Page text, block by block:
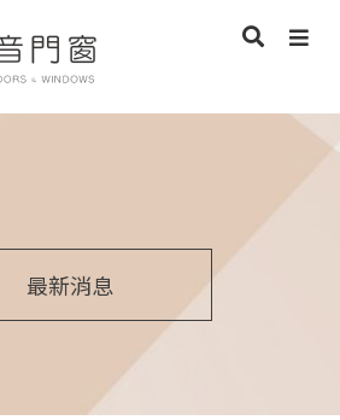
最新消息